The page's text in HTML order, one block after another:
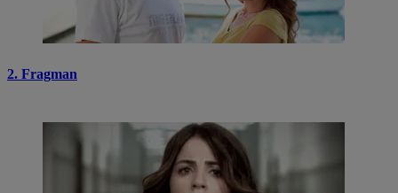
2. Fragman